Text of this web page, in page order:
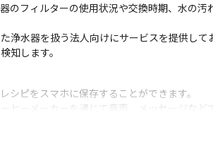
のフィルターの使用状況や交換時期、水の
浄水器を扱う法人向けにサービスを提供し
知します。
シピをスマホに保存することができます。
ヒーメーカーを通じて音声、メッセージなど